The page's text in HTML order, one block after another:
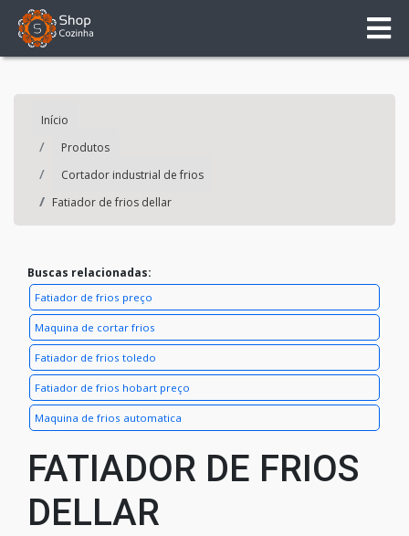
Início
Produtos
Cortador industrial de frios
Fatiador de frios dellar
Buscas relacionadas:
Fatiador de frios preço
Maquina de cortar frios
Fatiador de frios toledo
Fatiador de frios hobart preço
Maquina de frios automatica
FATIADOR DE FRIOS
DELLAR